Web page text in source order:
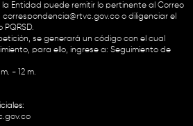
Entidad puede remitir lo pertinente al Correo
correspondencia@rtvc.gov.co o diligenciar el
se generará un código con el cual
para ello, ingrese a: Seguimiento de
- 12 m.